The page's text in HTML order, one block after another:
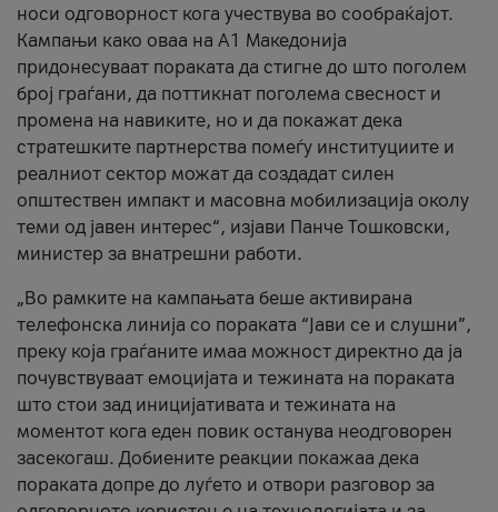
носи одговорност кога учествува во сообраќајот.
Кампањи како оваа на A1 Македонија
придонесуваат пораката да стигне до што поголем
број граѓани, да поттикнат поголема свесност и
промена на навиките, но и да покажат дека
стратешките партнерства помеѓу институциите и
реалниот сектор можат да создадат силен
општествен импакт и масовна мобилизација околу
теми од јавен интерес“, изјави Панче Тошковски,
министер за внатрешни работи.
„Во рамките на кампањата беше активирана
телефонска линија со пораката “Јави се и слушни”,
преку која граѓаните имаа можност директно да ја
почувствуваат емоцијата и тежината на пораката
што стои зад иницијативата и тежината на
моментот кога еден повик останува неодговорен
засекогаш. Добиените реакции покажаа дека
пораката допре до луѓето и отвори разговор за